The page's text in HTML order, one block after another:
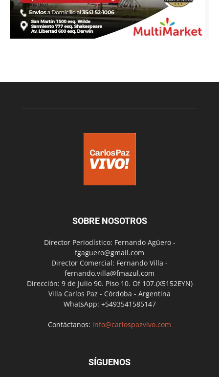
SOBRE NOSOTROS
Director Periodístico: Fernando Agüero -
fgaguero@gmail.com
Director Comercial: Fernando Villa -
fernando.villa@fmazul.com
Dirección: 9 de Julio 90. Piso 10. Of 107.(X5152EYN)
Villa Carlos Paz - Córdoba - Argentina
WhatsApp: +5493541585147
Contáctanos: info@carlospazvivo.com
SÍGUENOS